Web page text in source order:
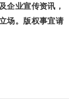
企业宣传资讯，
场。版权事宜请